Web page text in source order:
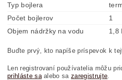
Typ bojlera
Počet bojlerov
1
Objem nádržky na vodu
1,8 L
Buďte prvý, kto napíše príspevok k
Len registrovaní používatelia môžu
prihláste saalebo sazaregistrujte